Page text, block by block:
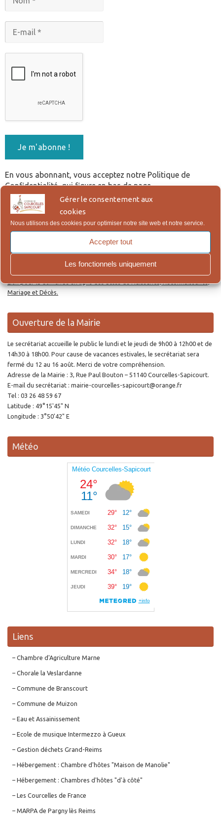
Gérer le consentement aux
cookies
Nous utilisons des cookies pour optimiser notre site web et notre service.
Accepter tout
Les fonctionnels uniquement
En vous abonnant, vous acceptez notre Politique de
Confidentialité, qui figure en bas de page.
Actes d’Etat Civil en ligne
Lien pour la demande en ligne des actes de Naissance, Reconnaissance,
Mariage et Décès.
Ouverture de la Mairie
Le secrétariat accueille le public le lundi et le jeudi de 9h00 à 12h00 et de
14h30 à 18h00. Pour cause de vacances estivales, le secrétariat sera
fermé du 12 au 16 août. Merci de votre compréhension.
Adresse de la Mairie : 3, Rue Paul Bouton – 51140 Courcelles-Sapicourt.
E-mail du secrétariat : mairie-courcelles-sapicourt@orange.fr
Tel : 03 26 48 59 67
Latitude : 49°15'45" N
Longitude : 3°50'42" E
Météo
Liens
– Chambre d'Agriculture Marne
– Chorale la Veslardanne
– Commune de Branscourt
– Commune de Muizon
– Eau et Assainissement
– Ecole de musique Intermezzo à Gueux
– Gestion déchets Grand-Reims
– Hébergement : Chambre d'hôtes "Maison de Manolie"
– Hébergement : Chambres d'hôtes "d'à côté"
– Les Courcelles de France
– MARPA de Pargny lès Reims